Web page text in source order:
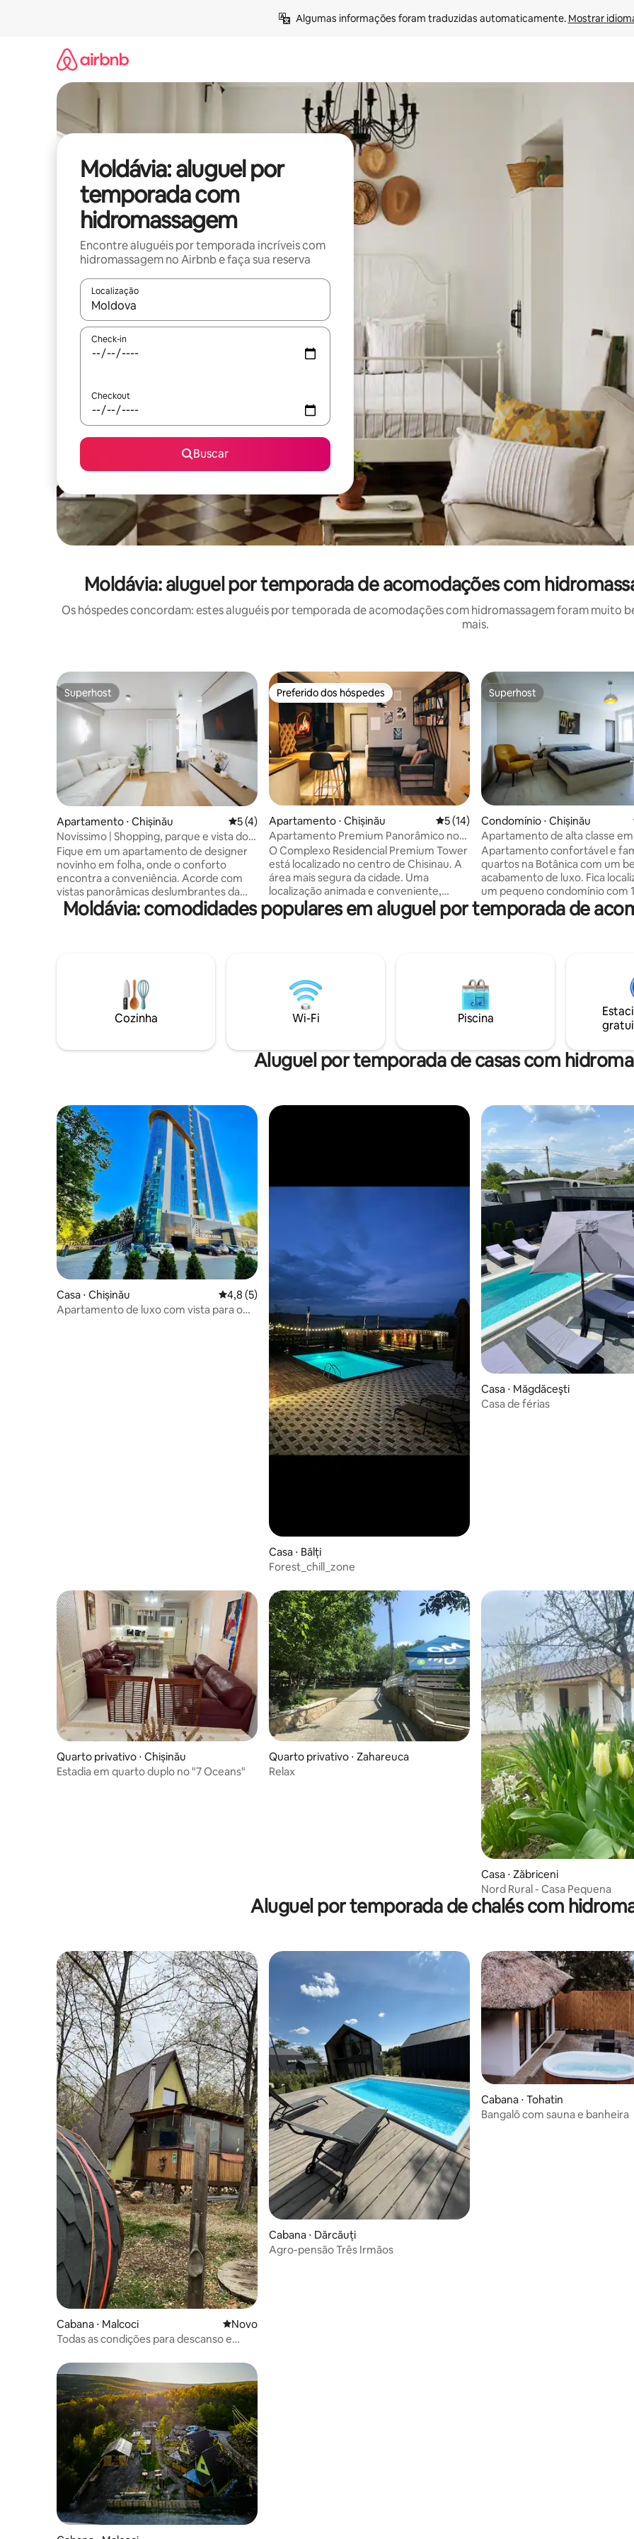
Algumas informações foram traduzidas automaticamente. Mostrar
Moldávia: aluguel por
temporada com
hidromassagem
Encontre aluguéis por temporada incríveis com
hidromassagem no Airbnb e faça sua reserva
Localização
Quando os resultados estiverem disponíveis, explore-os usando as seta para cima e para baixo do teclado ou tocando
Check-in
Checkout
Buscar
Moldávia: aluguel por temporada de acomodações com
Os hóspedes concordam: estes aluguéis por temporada de acomodações com hidromassagem foram muito
mais.
Superhost
Superhost
Apartamento ⋅ Chișinău 5 de uma avaliação média de 5, 4 avaliações
5 (4)
Novíssimo | Shopping, parque e vista do
horizonte
Fique em um apartamento de designer
novinho em folha, onde o conforto
encontra a conveniência. Acorde com
vistas panorâmicas deslumbrantes da
cidade, caminhe até o maior shopping da
Moldávia e relaxe no belo Rose Valley
cozinha totalmente equipada, máquina
de lavar louça, máquina de lavar roupa,
banheira, varanda privativa e
estacionamento gratuito ou pago, tudo
estadia inesquecível.
Preferido dos hóspedes
Preferido dos hóspedes
Apartamento ⋅ Chișinău 5 de uma avaliação média de 5, 14
5 (14)
Apartamento Premium Panorâmico no
Centro da Cidade
O Complexo Residencial Premium Tower
está localizado no centro de Chisinau. A
área mais segura da cidade. Uma
localização animada e conveniente,
perto do centro histórico e de outros
pontos de interesse social. 5-15 minutos
divertidas: museus e pontos turísticos
que fornecem uma base ideal para
explorar a cidade. Os livros vistos nas
fotos não estão presentes. SIGA-NOS
Superhost
Superhost
Condomínio ⋅ Chișinău
Apartamento de alta classe
Chisinau
Apartamento confortável e
quartos na Botânica com um
acabamento de luxo. Fica localizado em
um pequeno condomínio com
unidades em uma rua
amplas possibilidades de
táxi maxi fica bem em frente ao
a próxima estação de ônibus é
a 5 minutos a pé. Nós
internet sem fio de alta
Moldávia: comodidades populares em aluguel por temporada de
Cozinha Wi-Fi Piscina
Aluguel por temporada de casas com
Casa ⋅ Chișinău 4,8 de uma avaliação média de 5, 5 avaliações
4,8 (5)
Apartamento de luxo com vista para o
Casa ⋅ Bălți
Forest_chill_zone
Casa ⋅ Măgdăceşti
Casa de férias
Quarto privativo ⋅ Chișinău
Estadia em quarto duplo no "7 Oceans"
Quarto privativo ⋅ Zahareuca
Relax
Casa ⋅ Zăbriceni
Nord Rural - Casa Pequena
Aluguel por temporada de chalés com
Cabana ⋅ Malcoci Novo lugar para ficar
Novo
Todas as condições para descanso e
Cabana ⋅ Dărcăuți
Agro-pensão Três Irmãos
Cabana ⋅ Tohatin
Bangalô com sauna e banheira